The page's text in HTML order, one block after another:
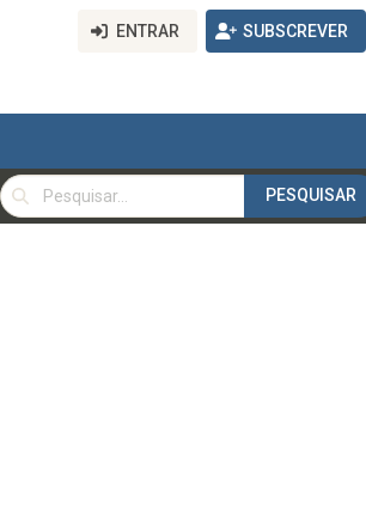
ENTRAR SUBSCREVER
PESQUISAR
PESQUISAR